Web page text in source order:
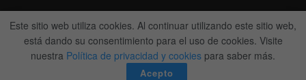
Acerca de nosotros Politica Editorial
Nuestro Equipo
Contactanos
Anunciate
© 2022-2026BitFinanzas- Hecho porTeam DM. 😎
Este sitio web utiliza cookies. Al continuar utilizando este sitio web,
está dando su consentimiento para el uso de cookies. Visite
nuestra Política de privacidad y cookies para saber más.
Acepto